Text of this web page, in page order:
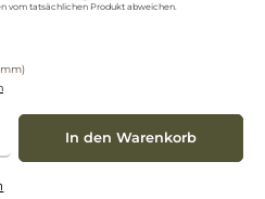
vom tatsächlichen Produkt abweichen.
Wert ein oder benutze die Schaltflächen um
In den Warenkorb